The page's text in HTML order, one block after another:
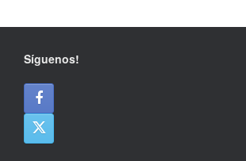
Síguenos!